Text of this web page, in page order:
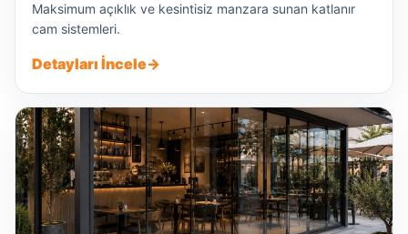
Maksimum açıklık ve kesintisiz manzara sunan katlanır
cam sistemleri.
Detayları İncele→